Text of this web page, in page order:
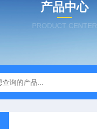
产品中心
PRODUCT CENTER